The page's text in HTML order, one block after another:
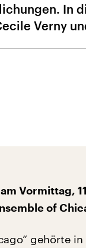
In
Verny
Vormittag,
of
gehörte